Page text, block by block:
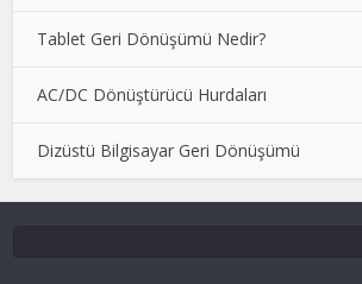
Tablet Geri Dönüşümü Nedir?
AC/DC Dönüştürücü Hurdaları
Dizüstü Bilgisayar Geri Dönüşümü